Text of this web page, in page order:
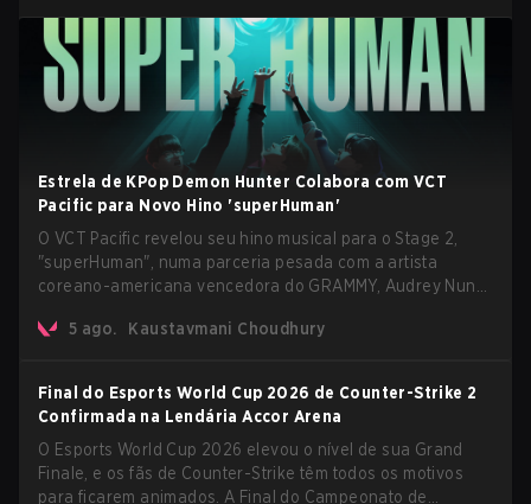
Estrela de KPop Demon Hunter Colabora com VCT
Pacific para Novo Hino 'superHuman'
O VCT Pacific revelou seu hino musical para o Stage 2,
"superHuman", numa parceria pesada com a artista
coreano-americana vencedora do GRAMMY, Audrey Nuna.
principais plataformas de streaming do mundo no dia 7 de
5 ago. Kaustavmani Choudhury
Final do Esports World Cup 2026 de Counter-Strike 2
Confirmada na Lendária Accor Arena
O Esports World Cup 2026 elevou o nível de sua Grand
Finale, e os fãs de Counter-Strike têm todos os motivos
para ficarem animados. A Final do Campeonato de